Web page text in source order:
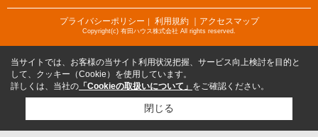
プライバシーポリシー ｜ 利用規約 ｜アクセスマップ
Copyright(c) 有田ハウス株式会社 All rights reserved.
当サイトでは、お客様の当サイト利用状況把握、サービス向上検討を目的と
して、クッキー（Cookie）を使用しています。
詳しくは、当社の 「Cookieの取扱いについて」 をご確認ください。
閉じる